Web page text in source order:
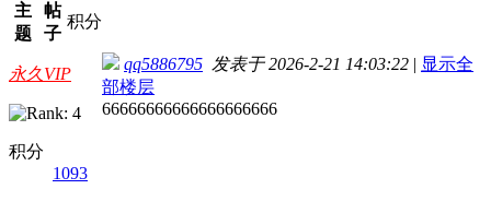
主
题
帖
子
积分
永久VIP
积分
1093
qq5886795 发表于 2026-2-21 14:03:22 | 显示全
部楼层
66666666666666666666